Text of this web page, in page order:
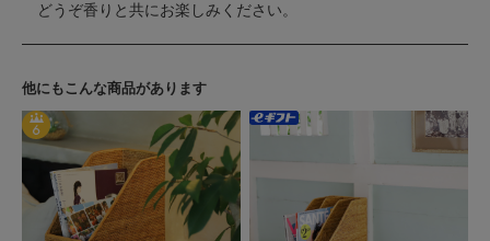
どうぞ香りと共にお楽しみください。
他にもこんな商品があります